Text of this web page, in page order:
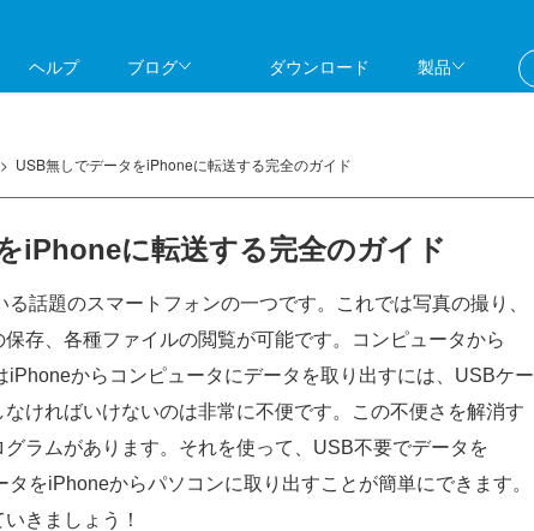
ヘルプ ブログ ダウンロード 製品
USB無しでデータをiPhoneに転送する完全のガイド
iPhoneに転送する完全のガイド
話題のスマートフォンの一つです。これでは写真の撮り、
存、各種ファイルの閲覧が可能です。コンピュータから
iPhoneからコンピュータにデータを取り出すには、USBケー
ければいけないのは非常に不便です。この不便さを解消す
ラムがあります。それを使って、USB不要でデータを
をiPhoneからパソコンに取り出すことが簡単にできます。
きましょう！